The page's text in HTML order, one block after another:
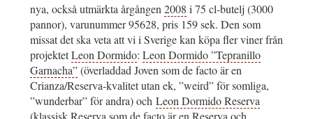
nya, också utmärkta årgången 2008 i 75 cl-butelj (3000
pannor), varunummer 95628, pris 159 sek. Den som
missat det ska veta att vi i Sverige kan köpa fler viner från
projektetLeon Dormido: Leon Dormido ”Tepranillo
Garnacha”(överladdad Joven som de facto är en
Crianza/Reserva-kvalitet utan ek, ”weird” för somliga,
”wunderbar” för andra) och Leon Dormido Reserva
(klassisk Reserva som de facto är en Reserva och